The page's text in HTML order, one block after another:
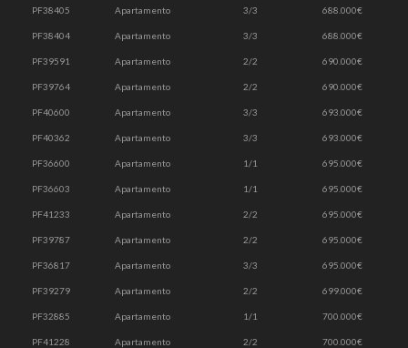
PF38405 Apartamento 3/3 688.000€
PF38404 Apartamento 3/3 688.000€
PF39591 Apartamento 2/2 690.000€
PF39764 Apartamento 2/2 690.000€
PF40600 Apartamento 3/3 693.000€
PF40362 Apartamento 3/3 693.000€
PF36600 Apartamento 1/1 695.000€
PF36603 Apartamento 1/1 695.000€
PF41233 Apartamento 2/2 695.000€
PF39787 Apartamento 2/2 695.000€
PF36817 Apartamento 3/3 695.000€
PF39279 Apartamento 2/2 699.000€
PF32885 Apartamento 1/1 700.000€
PF41228 Apartamento 2/2 700.000€